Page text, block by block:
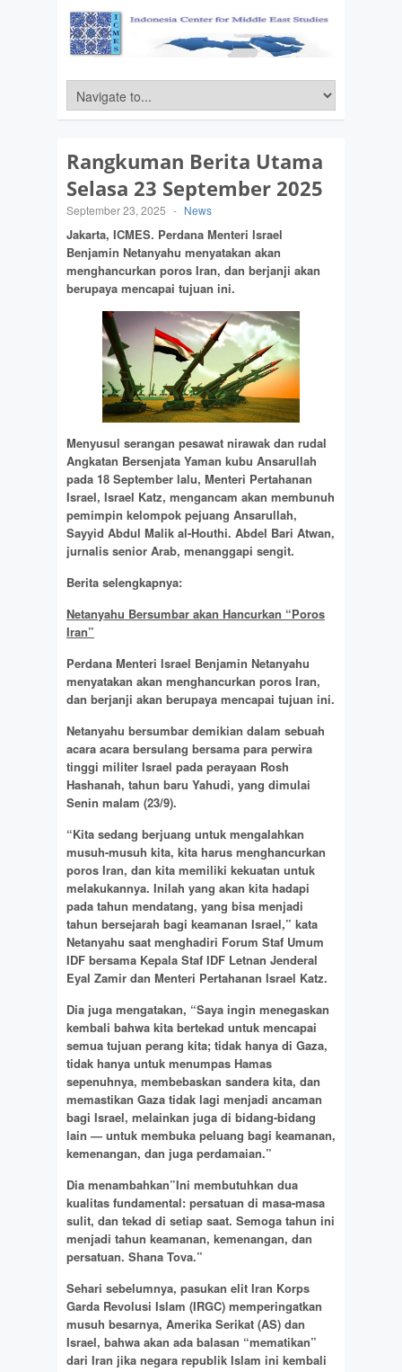
Rangkuman Berita Utama
Selasa 23 September 2025
September 23, 2025 - News
Jakarta, ICMES. Perdana Menteri Israel
Benjamin Netanyahu menyatakan akan
menghancurkan poros Iran, dan berjanji akan
berupaya mencapai tujuan ini.
Menyusul serangan pesawat nirawak dan rudal
Angkatan Bersenjata Yaman kubu Ansarullah
pada 18 September lalu, Menteri Pertahanan
Israel, Israel Katz, mengancam akan membunuh
pemimpin kelompok pejuang Ansarullah,
Sayyid Abdul Malik al-Houthi. Abdel Bari Atwan,
jurnalis senior Arab, menanggapi sengit.
Berita selengkapnya:
Netanyahu Bersumbar akan Hancurkan “Poros
Iran”
Perdana Menteri Israel Benjamin Netanyahu
menyatakan akan menghancurkan poros Iran,
dan berjanji akan berupaya mencapai tujuan ini.
Netanyahu bersumbar demikian dalam sebuah
acara acara bersulang bersama para perwira
tinggi militer Israel pada perayaan Rosh
Hashanah, tahun baru Yahudi, yang dimulai
Senin malam (23/9).
“Kita sedang berjuang untuk mengalahkan
musuh-musuh kita, kita harus menghancurkan
poros Iran, dan kita memiliki kekuatan untuk
melakukannya. Inilah yang akan kita hadapi
pada tahun mendatang, yang bisa menjadi
tahun bersejarah bagi keamanan Israel,” kata
Netanyahu saat menghadiri Forum Staf Umum
IDF bersama Kepala Staf IDF Letnan Jenderal
Eyal Zamir dan Menteri Pertahanan Israel Katz.
Dia juga mengatakan, “Saya ingin menegaskan
kembali bahwa kita bertekad untuk mencapai
semua tujuan perang kita; tidak hanya di Gaza,
tidak hanya untuk menumpas Hamas
sepenuhnya, membebaskan sandera kita, dan
memastikan Gaza tidak lagi menjadi ancaman
bagi Israel, melainkan juga di bidang-bidang
lain — untuk membuka peluang bagi keamanan,
kemenangan, dan juga perdamaian.”
Dia menambahkan”Ini membutuhkan dua
kualitas fundamental: persatuan di masa-masa
sulit, dan tekad di setiap saat. Semoga tahun ini
menjadi tahun keamanan, kemenangan, dan
persatuan. Shana Tova.”
Sehari sebelumnya, pasukan elit Iran Korps
Garda Revolusi Islam (IRGC) memperingatkan
musuh besarnya, Amerika Serikat (AS) dan
Israel, bahwa akan ada balasan “mematikan”
dari Iran jika negara republik Islam ini kembali